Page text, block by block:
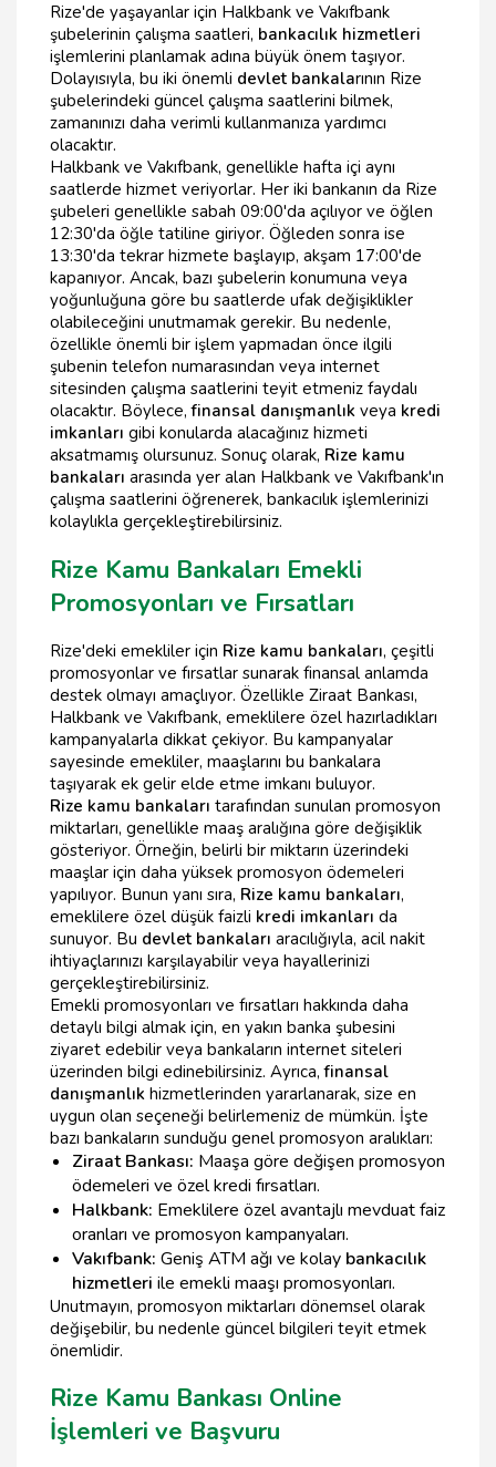
Rize'de yaşayanlar için Halkbank ve Vakıfbank
şubelerinin çalışma saatleri, bankacılık hizmetleri
işlemlerini planlamak adına büyük önem taşıyor.
Dolayısıyla, bu iki önemli devlet bankalarının Rize
şubelerindeki güncel çalışma saatlerini bilmek,
zamanınızı daha verimli kullanmanıza yardımcı
olacaktır.
Halkbank ve Vakıfbank, genellikle hafta içi aynı
saatlerde hizmet veriyorlar. Her iki bankanın da Rize
şubeleri genellikle sabah 09:00'da açılıyor ve öğlen
12:30'da öğle tatiline giriyor. Öğleden sonra ise
13:30'da tekrar hizmete başlayıp, akşam 17:00'de
kapanıyor. Ancak, bazı şubelerin konumuna veya
yoğunluğuna göre bu saatlerde ufak değişiklikler
olabileceğini unutmamak gerekir. Bu nedenle,
özellikle önemli bir işlem yapmadan önce ilgili
şubenin telefon numarasından veya internet
sitesinden çalışma saatlerini teyit etmeniz faydalı
olacaktır. Böylece,finansal danışmanlık veya kredi
imkanları gibi konularda alacağınız hizmeti
aksatmamış olursunuz. Sonuç olarak, Rize kamu
bankaları arasında yer alan Halkbank ve Vakıfbank'ın
çalışma saatlerini öğrenerek, bankacılık işlemlerinizi
kolaylıkla gerçekleştirebilirsiniz.
Rize Kamu Bankaları Emekli
Promosyonları ve Fırsatları
Rize'deki emekliler için Rize kamu bankaları, çeşitli
promosyonlar ve fırsatlar sunarak finansal anlamda
destek olmayı amaçlıyor. Özellikle Ziraat Bankası,
Halkbank ve Vakıfbank, emeklilere özel hazırladıkları
kampanyalarla dikkat çekiyor. Bu kampanyalar
sayesinde emekliler, maaşlarını bu bankalara
taşıyarak ek gelir elde etme imkanı buluyor.
Rize kamu bankaları tarafından sunulan promosyon
miktarları, genellikle maaş aralığına göre değişiklik
gösteriyor. Örneğin, belirli bir miktarın üzerindeki
maaşlar için daha yüksek promosyon ödemeleri
yapılıyor. Bunun yanı sıra, Rize kamu bankaları,
emeklilere özel düşük faizli kredi imkanları da
sunuyor. Bu devlet bankaları aracılığıyla, acil nakit
ihtiyaçlarınızı karşılayabilir veya hayallerinizi
gerçekleştirebilirsiniz.
Emekli promosyonları ve fırsatları hakkında daha
detaylı bilgi almak için, en yakın banka şubesini
ziyaret edebilir veya bankaların internet siteleri
üzerinden bilgi edinebilirsiniz. Ayrıca,finansal
danışmanlık hizmetlerinden yararlanarak, size en
uygun olan seçeneği belirlemeniz de mümkün. İşte
bazı bankaların sunduğu genel promosyon aralıkları:
Ziraat Bankası: Maaşa göre değişen promosyon
ödemeleri ve özel kredi fırsatları.
Halkbank: Emeklilere özel avantajlı mevduat faiz
oranları ve promosyon kampanyaları.
Vakıfbank: Geniş ATM ağı ve kolay bankacılık
hizmetleri ile emekli maaşı promosyonları.
Unutmayın, promosyon miktarları dönemsel olarak
değişebilir, bu nedenle güncel bilgileri teyit etmek
önemlidir.
Rize Kamu Bankası Online
İşlemleri ve Başvuru